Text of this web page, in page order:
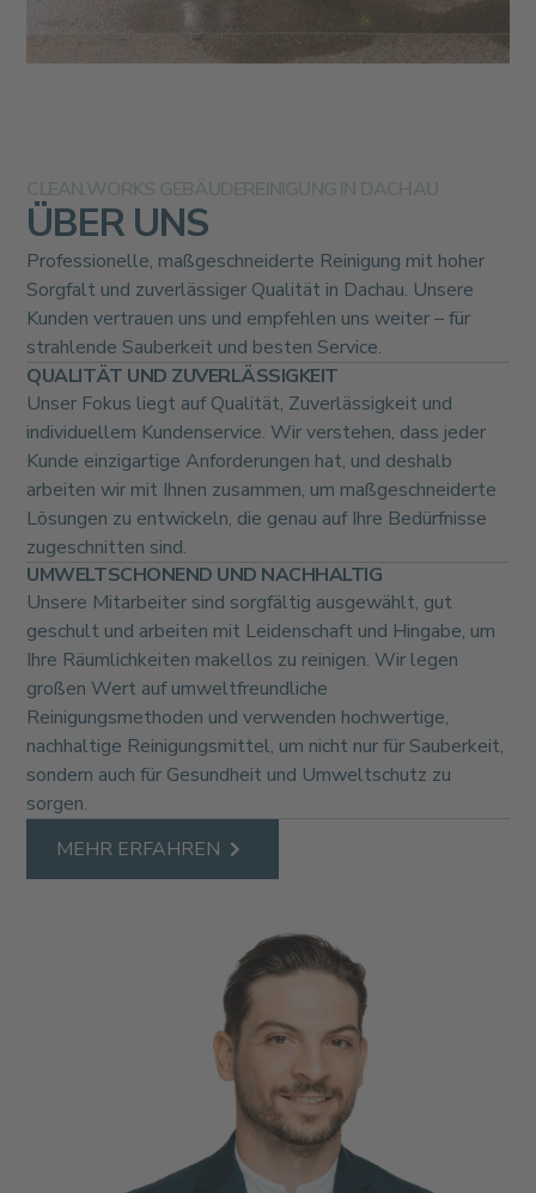
ÜBER UNS
Professionelle, maßgeschneiderte Reinigung mit hoher
Sorgfalt und zuverlässiger Qualität in Dachau. Unsere
Kunden vertrauen uns und empfehlen uns weiter – für
strahlende Sauberkeit und besten Service.
QUALITÄT UND ZUVERLÄSSIGKEIT
Unser Fokus liegt auf Qualität, Zuverlässigkeit und
individuellem Kundenservice. Wir verstehen, dass jeder
Kunde einzigartige Anforderungen hat, und deshalb
arbeiten wir mit Ihnen zusammen, um maßgeschneiderte
Lösungen zu entwickeln, die genau auf Ihre Bedürfnisse
zugeschnitten sind.
UMWELTSCHONEND UND NACHHALTIG
Unsere Mitarbeiter sind sorgfältig ausgewählt, gut
geschult und arbeiten mit Leidenschaft und Hingabe, um
Ihre Räumlichkeiten makellos zu reinigen. Wir legen
großen Wert auf umweltfreundliche
Reinigungsmethoden und verwenden hochwertige,
nachhaltige Reinigungsmittel, um nicht nur für Sauberkeit,
sondern auch für Gesundheit und Umweltschutz zu
sorgen.
MEHR ERFAHREN